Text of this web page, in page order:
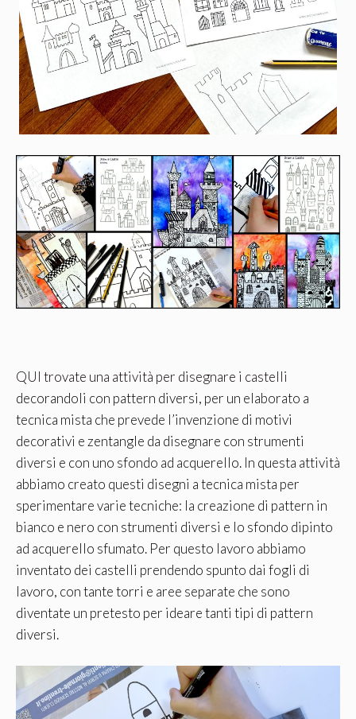
QUI trovate una attività per disegnare i castelli
decorandoli con pattern diversi, per un elaborato a
tecnica mista che prevede l’invenzione di motivi
decorativi e zentangle da disegnare con strumenti
diversi e con uno sfondo ad acquerello. In questa attività
abbiamo creato questi disegni a tecnica mista per
sperimentare varie tecniche: la creazione di pattern in
bianco e nero con strumenti diversi e lo sfondo dipinto
ad acquerello sfumato. Per questo lavoro abbiamo
inventato dei castelli prendendo spunto dai fogli di
lavoro, con tante torri e aree separate che sono
diventate un pretesto per ideare tanti tipi di pattern
diversi.